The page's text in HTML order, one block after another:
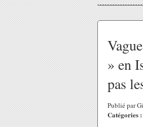
» en
pas
Publié par
Catégories :